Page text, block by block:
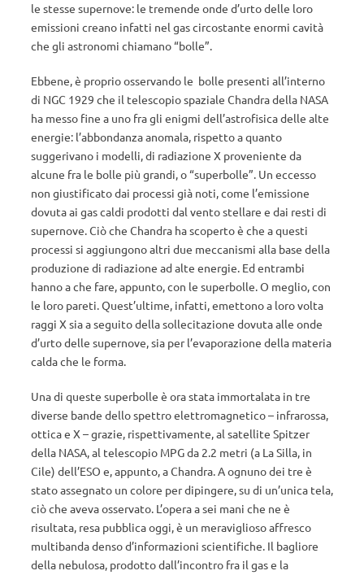
le stesse supernove: le tremende onde d’urto delle loro
emissioni creano infatti nel gas circostante enormi cavità
che gli astronomi chiamano “bolle”.
Ebbene, è proprio osservando le bolle presenti all’interno
di NGC 1929 che il telescopio spaziale Chandra della NASA
ha messo fine a uno fra gli enigmi dell’astrofisica delle alte
energie: l’abbondanza anomala, rispetto a quanto
suggerivano i modelli, di radiazione X proveniente da
alcune fra le bolle più grandi, o “superbolle”. Un eccesso
non giustificato dai processi già noti, come l’emissione
dovuta ai gas caldi prodotti dal vento stellare e dai resti di
supernove. Ciò che Chandra ha scoperto è che a questi
processi si aggiungono altri due meccanismi alla base della
produzione di radiazione ad alte energie. Ed entrambi
hanno a che fare, appunto, con le superbolle. O meglio, con
le loro pareti. Quest’ultime, infatti, emettono a loro volta
raggi X sia a seguito della sollecitazione dovuta alle onde
d’urto delle supernove, sia per l’evaporazione della materia
calda che le forma.
Una di queste superbolle è ora stata immortalata in tre
diverse bande dello spettro elettromagnetico – infrarossa,
ottica e X – grazie, rispettivamente, al satellite Spitzer
della NASA, al telescopio MPG da 2.2 metri (a La Silla, in
Cile) dell’ESO e, appunto, a Chandra. A ognuno dei tre è
stato assegnato un colore per dipingere, su di un’unica tela,
ciò che aveva osservato. L’opera a sei mani che ne è
risultata, resa pubblica oggi, è un meraviglioso affresco
multibanda denso d’informazioni scientifiche. Il bagliore
della nebulosa, prodotto dall’incontro fra il gas e la